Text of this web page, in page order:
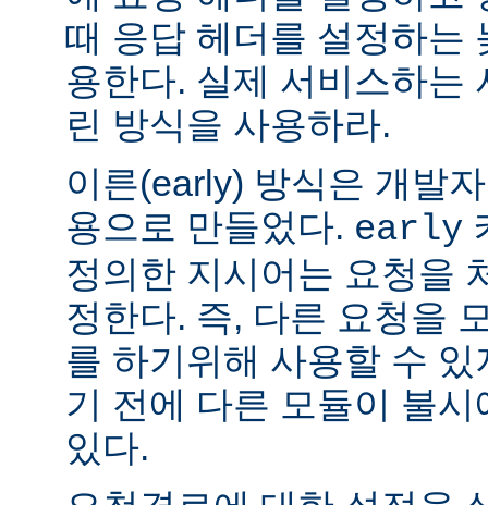
때 응답 헤더를 설정하는
용한다. 실제 서비스하는
린 방식을 사용하라.
이른(early) 방식은 개발
용으로 만들었다. early
정의한 지시어는 요청을
정한다. 즉, 다른 요청을
를 하기위해 사용할 수
기 전에 다른 모듈이 불
있다.